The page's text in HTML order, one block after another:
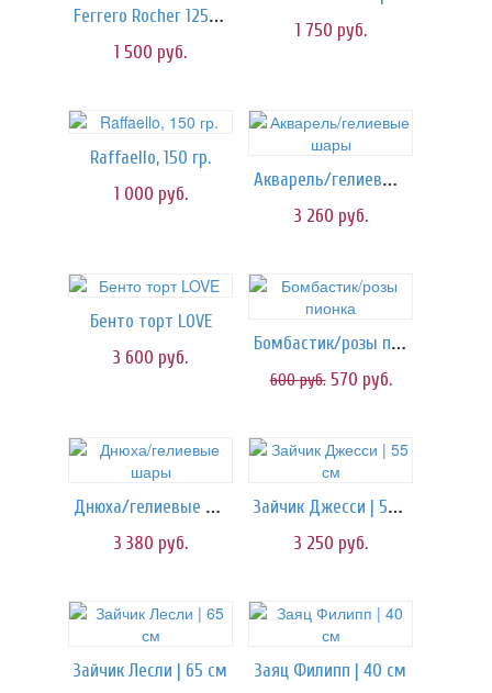
Ferrero Rocher 125 гр.
1 500 руб.
1 750 руб.
Raffaello, 150 гр.
1 000 руб.
Акварель/гелиевые шары
3 260 руб.
Бенто торт LOVE
3 600 руб.
Бомбастик/розы пионка
600руб. 570 руб.
Днюха/гелиевые шары
3 380 руб.
Зайчик Джесси | 55 см
3 250 руб.
Зайчик Лесли | 65 см
Заяц Филипп | 40 см